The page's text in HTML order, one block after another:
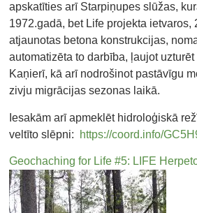
apskatīties arī Starpiņupes slūžas,
1972.gadā, bet Life projekta ietvaros,
atjaunotas betona konstrukcijas,
automatizēta to darbība, ļaujot
Kaņierī, kā arī nodrošinot pastāvīgu
zivju migrācijas sezonas laikā.
Iesakām arī apmeklēt hidroloģiskā
veltīto slēpni:
https://coord.info/
Geochaching for Life #5: LIFE